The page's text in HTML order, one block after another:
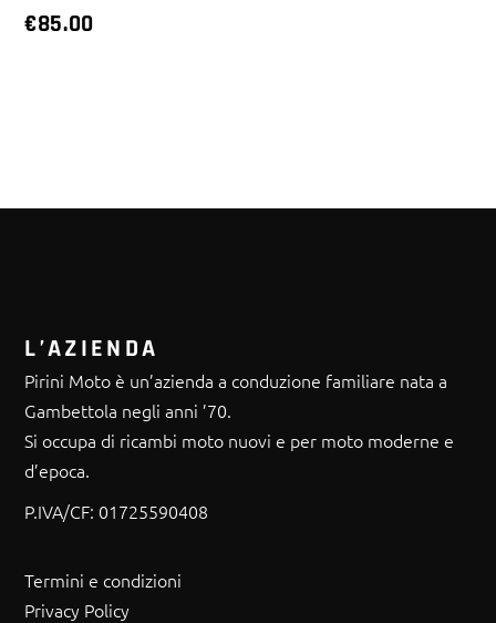
€85.00
L’AZIENDA
Pirini Moto è un’azienda a conduzione familiare nata a
Gambettola negli anni ’70.
Si occupa di ricambi moto nuovi e per moto moderne e
d’epoca.
P.IVA/CF: 01725590408
Termini e condizioni
Privacy Policy